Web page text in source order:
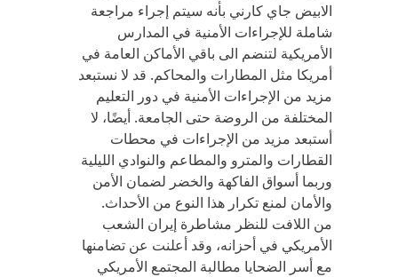
الابيض جاي كارني بأنه سيتم إجراء مراجعة
شاملة للإجراءات الأمنية في المدارس
الأمريكية لتنضم الى باقي الأماكن العامة في
أمريكا مثل المطارات والمحاكم. قد لا نستبعد
مزيد من الإجراءات الأمنية في دور التعليم
المختلفة من الروضة حتى الجامعة. أيضًا، لا
أستبعد مزيد من الإجراءات في محطات
القطارات والمترو والمطاعم والنوادي الليلية
وربما أسواق الفاكهة والخضر لضمان الأمن
والأمان لمنع تكرار هذا النوع من الأحداث.
من اللافت للنظر مشاطرة إيران الشعب
الأمريكي في أحزانه، وقد أعلنت عن تضامنها
مع أسر الضحايا مطالبة المجتمع الأمريكي